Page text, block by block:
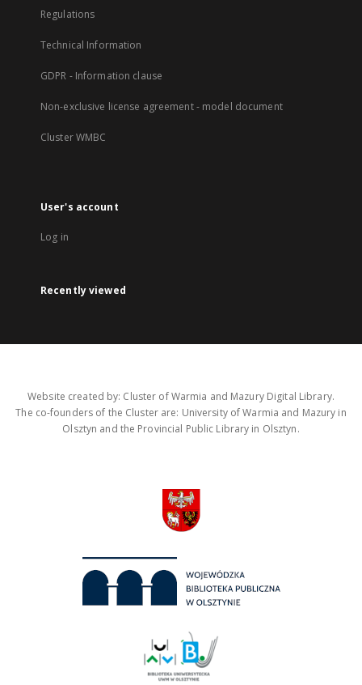
Regulations
Technical Information
GDPR - Information clause
Non-exclusive license agreement - model document
Cluster WMBC
User's account
Log in
Recently viewed
Website created by: Cluster of Warmia and Mazury Digital Library.
The co-founders of the Cluster are: University of Warmia and Mazury in
Olsztyn and the Provincial Public Library in Olsztyn.